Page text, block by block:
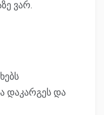
ვარ.
დაკარგეს და